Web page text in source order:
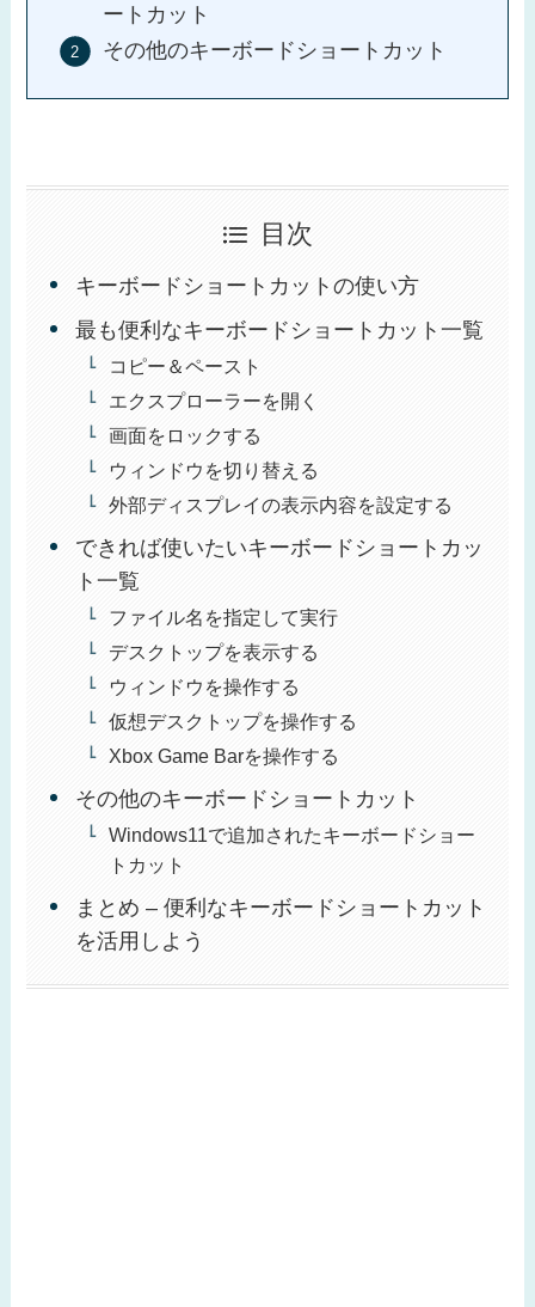
ートカット
その他のキーボードショートカット
目次
キーボードショートカットの使い方
最も便利なキーボードショートカット一覧
コピー＆ペースト
エクスプローラーを開く
画面をロックする
ウィンドウを切り替える
外部ディスプレイの表示内容を設定する
できれば使いたいキーボードショートカッ
ト一覧
ファイル名を指定して実行
デスクトップを表示する
ウィンドウを操作する
仮想デスクトップを操作する
Xbox Game Barを操作する
その他のキーボードショートカット
Windows11で追加されたキーボードショー
トカット
まとめ – 便利なキーボードショートカット
を活用しよう